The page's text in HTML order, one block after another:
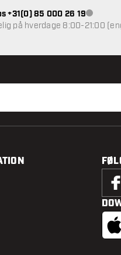
+31(0) 85 000 26 19
på hverdage 8:00-21:00